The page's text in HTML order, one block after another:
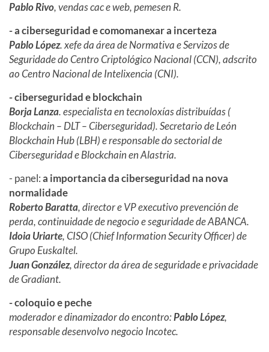
Pablo Rivo, vendas cac e web, pemesen R.
- a ciberseguridad e comomanexar a incerteza
Pablo López. xefe da área de Normativa e Servizos de
Seguridade do Centro Criptológico Nacional (CCN), adscrito
ao Centro Nacional de Intelixencia (CNI).
- ciberseguridad e blockchain
Borja Lanza. especialista en tecnoloxías distribuídas (
Blockchain – DLT – Ciberseguridad). Secretario de León
Blockchain Hub (LBH) e responsable do sectorial de
Ciberseguridad e Blockchain en Alastria.
- panel:a importancia da ciberseguridad na nova
normalidade
Roberto Baratta, director e VP executivo prevención de
perda, continuidade de negocio e seguridade de ABANCA.
Idoia Uriarte, CISO (Chief Information Security Officer) de
Grupo Euskaltel.
Juan González, director da área de seguridade e privacidade
de Gradiant.
- coloquio e peche
moderador e dinamizador do encontro:Pablo López,
responsable desenvolvo negocio Incotec.